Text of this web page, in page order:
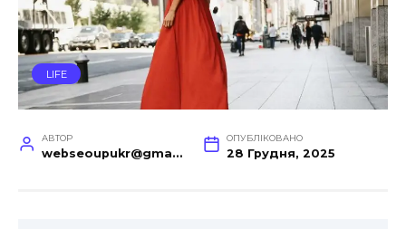
LIFE
АВТОР
webseoupukr@gmail.com
ОПУБЛІКОВАНО
28 Грудня, 2025